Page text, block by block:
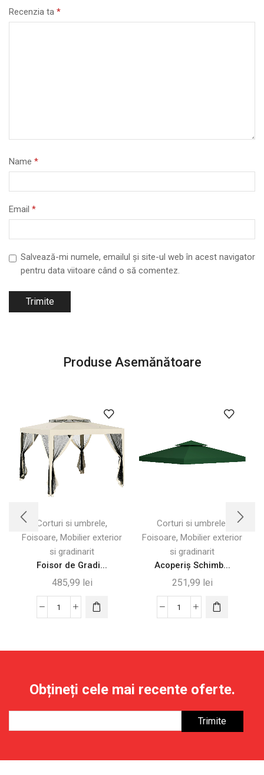
Recenzia ta *
Name *
Email *
Salvează-mi numele, emailul și site-ul web în acest navigator
pentru data viitoare când o să comentez.
Produse Asemănătoare
Corturi si umbrele,
Foisoare, Mobilier exterior
si gradinarit
Foisor de Gradi...
485,99 lei
Cantitate
Plasa
de
Tantari,
Corturi si umbrele
Foisoare, Mobilier exterior
si gradinarit
Acoperiș Schimb...
251,99 lei
Cantitate
Grădină
Dublu
Strat
3x3m
Obțineți cele mai recente oferte.